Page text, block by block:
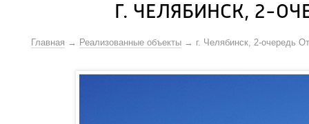
Г. ЧЕЛЯБИНСК, 2-
Главная Реализованные объекты г. Челябинск, 2-очередь